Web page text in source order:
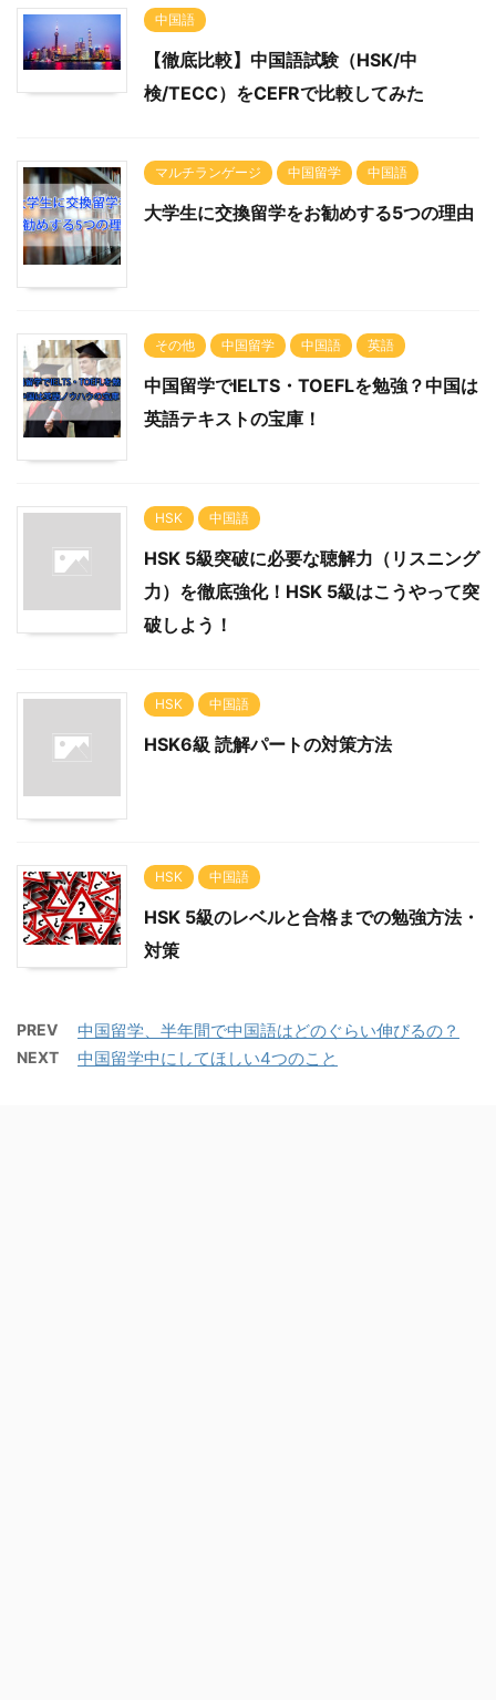
中国語
【徹底比較】中国語試験（HSK/中
検/TECC）をCEFRで比較してみた
マルチランゲージ 中国留学 中国語
大学生に交換留学をお勧めする5つの理由
その他 中国留学 中国語 英語
中国留学でIELTS・TOEFLを勉強？中国は
英語テキストの宝庫！
HSK 中国語
HSK 5級突破に必要な聴解力（リスニング
力）を徹底強化！HSK 5級はこうやって突
破しよう！
HSK 中国語
HSK6級 読解パートの対策方法
HSK 中国語
HSK 5級のレベルと合格までの勉強方法・
対策
PREV 中国留学、半年間で中国語はどのぐらい伸びるの？
NEXT 中国留学中にしてほしい4つのこと